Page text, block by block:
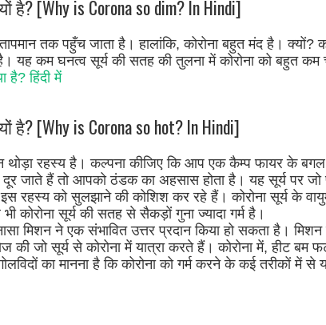
है? [Why is Corona so dim? In Hindi]
तक पहुँच जाता है। हालांकि, कोरोना बहुत मंद है। क्यों?
यह कम घनत्व सूर्य की सतह की तुलना में कोरोना को बहुत कम
है? हिंदी में
है? [Why is Corona so hot? In Hindi]
थोड़ा रहस्य है। कल्पना कीजिए कि आप एक कैम्प फायर के
हैं तो आपको ठंडक का अहसास होता है। यह सूर्य पर जो
रहस्य को सुलझाने की कोशिश कर रहे हैं। कोरोना सूर्य के
कोरोना सूर्य की सतह से सैकड़ों गुना ज्यादा गर्म है।
मिशन ने एक संभावित उत्तर प्रदान किया हो सकता है। मिशन
की जो सूर्य से कोरोना में यात्रा करते हैं। कोरोना में, हीट बम
का मानना ​​है कि कोरोना को गर्म करने के कई तरीकों में से